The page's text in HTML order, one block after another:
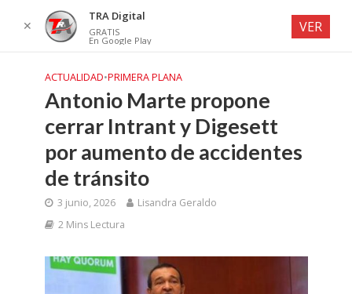
ACTUALIDAD•PRIMERA PLANA
Antonio Marte propone
cerrar Intrant y Digesett
por aumento de accidentes
de tránsito
3 junio, 2026
Lisandra Geraldo
2 Mins Lectura
✕
TRA Digital
GRATIS
En Google Play
VER